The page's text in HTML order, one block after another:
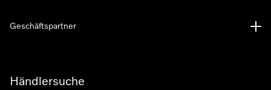
Händlersuche
Geschäftspartner